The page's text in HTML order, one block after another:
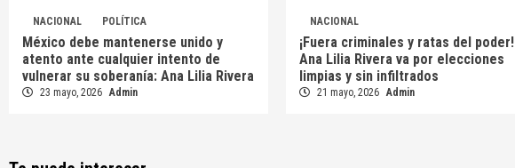
NACIONAL POLÍTICA
México debe mantenerse unido y
atento ante cualquier intento de
vulnerar su soberanía: Ana Lilia Rivera
23 mayo, 2026 Admin
NACIONAL
¡Fuera criminales y ratas del poder!
Ana Lilia Rivera va por elecciones
limpias y sin infiltrados
21 mayo, 2026 Admin